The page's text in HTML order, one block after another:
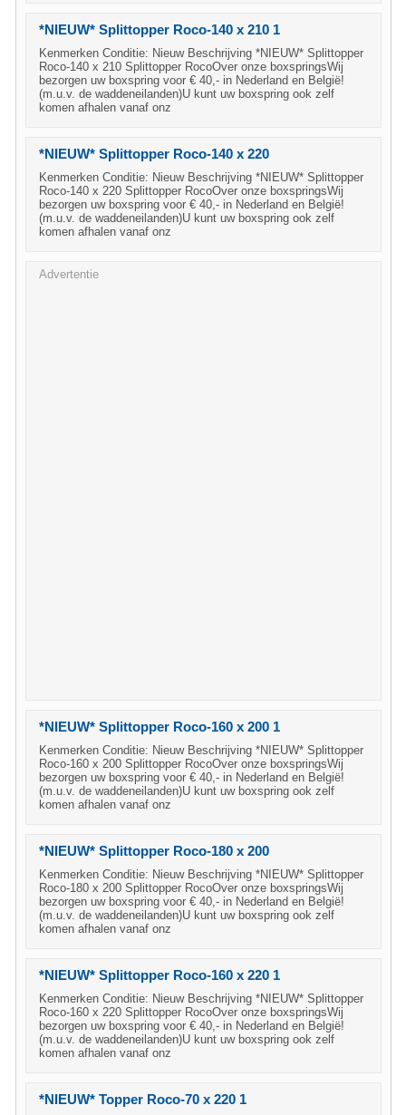
*NIEUW* Splittopper Roco-140 x 210 1
Kenmerken Conditie: Nieuw Beschrijving *NIEUW* Splittopper
Roco-140 x 210 Splittopper RocoOver onze boxspringsWij
bezorgen uw boxspring voor € 40,- in Nederland en België!
(m.u.v. de waddeneilanden)U kunt uw boxspring ook zelf
komen afhalen vanaf onz
*NIEUW* Splittopper Roco-140 x 220
Kenmerken Conditie: Nieuw Beschrijving *NIEUW* Splittopper
Roco-140 x 220 Splittopper RocoOver onze boxspringsWij
bezorgen uw boxspring voor € 40,- in Nederland en België!
(m.u.v. de waddeneilanden)U kunt uw boxspring ook zelf
komen afhalen vanaf onz
Advertentie
*NIEUW* Splittopper Roco-160 x 200 1
Kenmerken Conditie: Nieuw Beschrijving *NIEUW* Splittopper
Roco-160 x 200 Splittopper RocoOver onze boxspringsWij
bezorgen uw boxspring voor € 40,- in Nederland en België!
(m.u.v. de waddeneilanden)U kunt uw boxspring ook zelf
komen afhalen vanaf onz
*NIEUW* Splittopper Roco-180 x 200
Kenmerken Conditie: Nieuw Beschrijving *NIEUW* Splittopper
Roco-180 x 200 Splittopper RocoOver onze boxspringsWij
bezorgen uw boxspring voor € 40,- in Nederland en België!
(m.u.v. de waddeneilanden)U kunt uw boxspring ook zelf
komen afhalen vanaf onz
*NIEUW* Splittopper Roco-160 x 220 1
Kenmerken Conditie: Nieuw Beschrijving *NIEUW* Splittopper
Roco-160 x 220 Splittopper RocoOver onze boxspringsWij
bezorgen uw boxspring voor € 40,- in Nederland en België!
(m.u.v. de waddeneilanden)U kunt uw boxspring ook zelf
komen afhalen vanaf onz
*NIEUW* Topper Roco-70 x 220 1